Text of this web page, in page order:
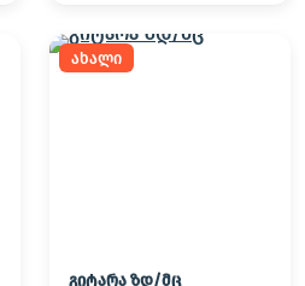
ახალი
გიტარა ზდ/მც